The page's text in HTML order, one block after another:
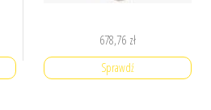
678,76 zł
Sprawdź